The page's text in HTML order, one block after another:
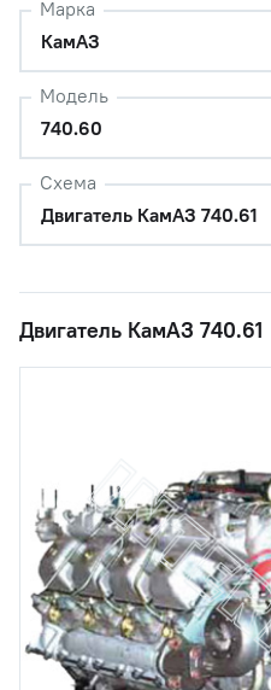
Марка
КамАЗ
Модель
740.60
Схема
Двигатель КамАЗ 740.61
Двигатель КамАЗ 740.61